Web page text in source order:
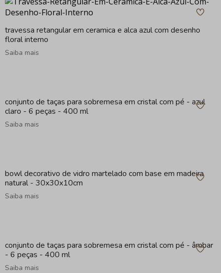
travessa retangular em ceramica e alca azul com desenho
floral interno
Saiba mais
conjunto de taças para sobremesa em cristal com pé - azul
claro - 6 peças - 400 ml
Saiba mais
bowl decorativo de vidro martelado com base em madeira
natural - 30x30x10cm
Saiba mais
conjunto de taças para sobremesa em cristal com pé - âmbar
- 6 peças - 400 ml
Saiba mais